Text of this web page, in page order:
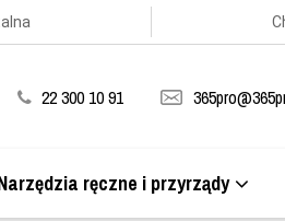
22 300 10 91
ręczne i przyrządy